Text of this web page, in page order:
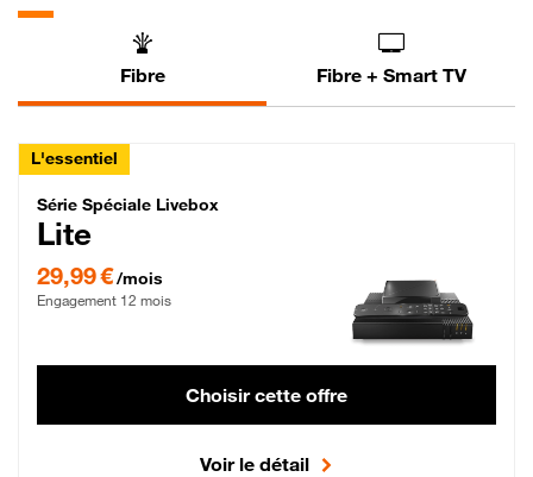
Fibre Fibre + Smart TV
L'essentiel
Série Spéciale Livebox Lite Fibre
Série Spéciale Livebox
Lite
29,99 €/mois
Engagement 12 mois
Choisir cette offre
Voir le détail